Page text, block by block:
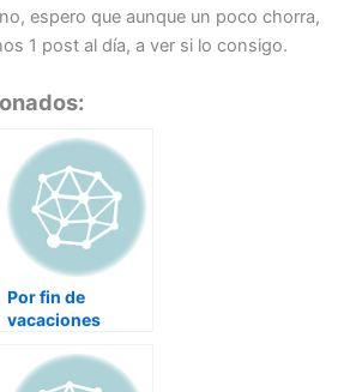
espero que aunque un poco chorra,
1 post al día, a ver si lo consigo.
Por fin de
vacaciones